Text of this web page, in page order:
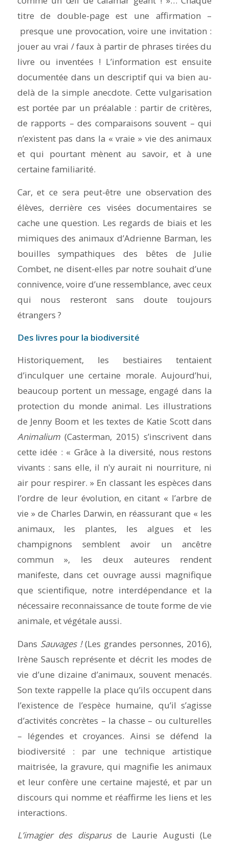
titre de double-page est une affirmation –
presque une provocation, voire une invitation :
jouer au vrai / faux à partir de phrases tirées du
livre ou inventées ! L’information est ensuite
documentée dans un descriptif qui va bien au-
delà de la simple anecdote. Cette vulgarisation
est portée par un préalable : partir de critères,
de rapports – des comparaisons souvent – qui
n’existent pas dans la « vraie » vie des animaux
et qui pourtant mènent au savoir, et à une
certaine familiarité.
Car, et ce sera peut-être une observation des
élèves, derrière ces visées documentaires se
cache une question. Les regards de biais et les
mimiques des animaux d’Adrienne Barman, les
bouilles sympathiques des bêtes de Julie
Combet, ne disent-elles par notre souhait d’une
connivence, voire d’une ressemblance, avec ceux
qui nous resteront sans doute toujours
étrangers ?
Des livres pour la biodiversité
Historiquement, les bestiaires tentaient
d’inculquer une certaine morale. Aujourd’hui,
beaucoup portent un message, engagé dans la
protection du monde animal. Les illustrations
de Jenny Boom et les textes de Katie Scott dans
Animalium(Casterman, 2015) s’inscrivent dans
cette idée : « Grâce à la diversité, nous restons
vivants : sans elle, il n'y aurait ni nourriture, ni
air pour respirer. » En classant les espèces dans
l’ordre de leur évolution, en citant « l’arbre de
vie » de Charles Darwin, en réassurant que « les
animaux, les plantes, les algues et les
champignons semblent avoir un ancêtre
commun », les deux auteures rendent
manifeste, dans cet ouvrage aussi magnifique
que scientifique, notre interdépendance et la
nécessaire reconnaissance de toute forme de vie
animale, et végétale aussi.
Dans Sauvages !(Les grandes personnes, 2016),
Irène Sausch représente et décrit les modes de
vie d’une dizaine d’animaux, souvent menacés.
Son texte rappelle la place qu’ils occupent dans
l’existence de l’espèce humaine, qu’il s’agisse
d’activités concrètes – la chasse – ou culturelles
– légendes et croyances. Ainsi se défend la
biodiversité : par une technique artistique
maitrisée, la gravure, qui magnifie les animaux
et leur confère une certaine majesté, et par un
discours qui nomme et réaffirme les liens et les
interactions.
L’imagier des disparusde Laurie Augusti (Le